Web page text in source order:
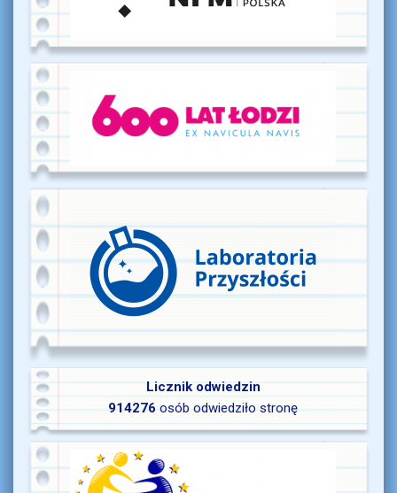
Licznik odwiedzin
914276 osób odwiedziło stronę